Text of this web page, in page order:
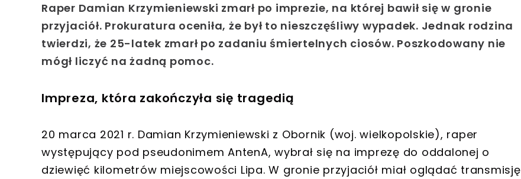
Raper Damian Krzymieniewski zmarł po imprezie, na której bawił się w gronie
przyjaciół. Prokuratura oceniła, że był to nieszczęśliwy wypadek. Jednak rodzina
twierdzi, że 25-latek zmarł po zadaniu śmiertelnych ciosów. Poszkodowany nie
mógł liczyć na żadną pomoc.
Impreza, która zakończyła się tragedią
20 marca 2021 r. Damian Krzymieniewski z Obornik (woj. wielkopolskie), raper
występujący pod pseudonimem AntenA, wybrał się na imprezę do oddalonej o
dziewięć kilometrów miejscowości Lipa. W gronie przyjaciół miał oglądać transmisję